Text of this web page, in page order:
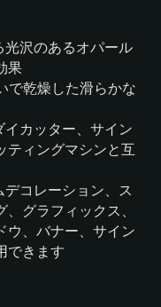
光沢のあるオパール
果
で乾燥した滑らかな
イカッター、サイン
ティングマシンと互
コレーション、ス
グラフィックス、
ウ、バナー、サイン
できます